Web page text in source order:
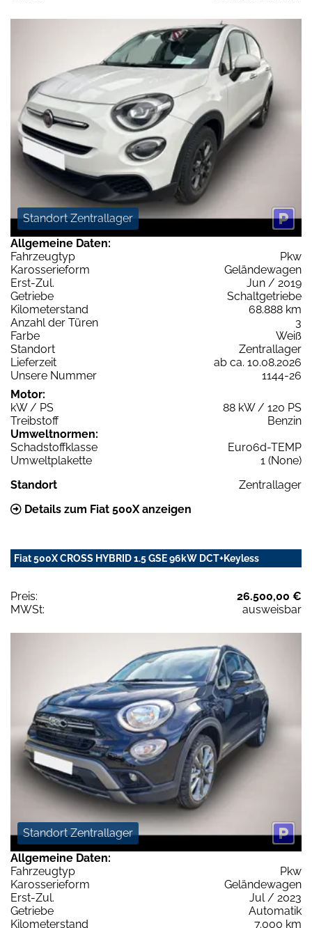
Standort Zentrallager
Allgemeine Daten:
Fahrzeugtyp
Pkw
Karosserieform
Geländewagen
Erst-Zul.
Jun / 2019
Getriebe
Schaltgetriebe
Kilometerstand
68.888 km
Anzahl der Türen
3
Farbe
Weiß
Standort
Zentrallager
Lieferzeit
ab ca. 10.08.2026
Unsere Nummer
1144-26
Motor:
kW / PS
88 kW / 120 PS
Treibstoff
Benzin
Umweltnormen:
Schadstoffklasse
Euro6d-TEMP
Umweltplakette
1 (None)
Standort
Zentrallager
Details zum Fiat 500X anzeigen
Fiat 500X CROSS HYBRID 1.5 GSE 96kW DCT+Keyless
Preis:
26.500,00 €
MWSt:
ausweisbar
Standort Zentrallager
Allgemeine Daten:
Fahrzeugtyp
Pkw
Karosserieform
Geländewagen
Erst-Zul.
Jul / 2023
Getriebe
Automatik
Kilometerstand
7.000 km